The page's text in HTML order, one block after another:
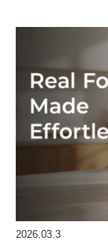
2026.03.3